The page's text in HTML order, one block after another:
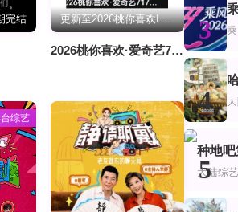
完结 更新至2026桃你喜欢IP互动嘉年华 田曦薇胡一天连线力推《天才，女友》
2026桃你喜欢·爱奇艺717会员节——IP互动嘉年华
综艺
3
4
5
种地
大陆综艺